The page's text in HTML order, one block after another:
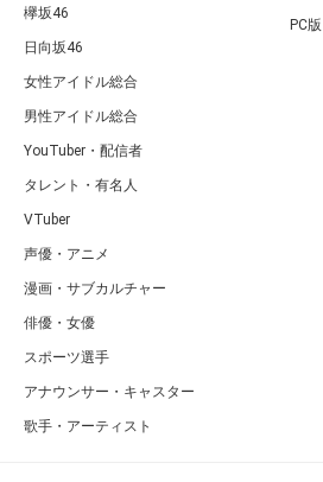
欅坂46
日向坂46
女性アイドル総合
男性アイドル総合
YouTuber・配信者
タレント・有名人
VTuber
声優・アニメ
漫画・サブカルチャー
俳優・女優
スポーツ選手
アナウンサー・キャスター
歌手・アーティスト
PC版